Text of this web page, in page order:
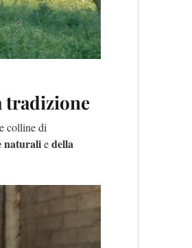
tradizione
colline di
naturaliedella